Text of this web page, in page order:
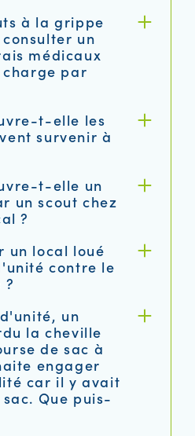
à la grippe
un
médicaux
par
t-elle les
survenir à
t-elle un
un scout chez
?
un local loué
contre le
?
un
la cheville
de sac à
engager
car il y avait
Que puis-